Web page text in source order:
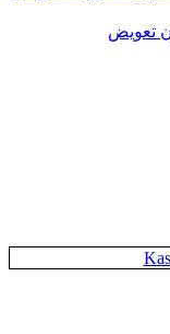
تعویض